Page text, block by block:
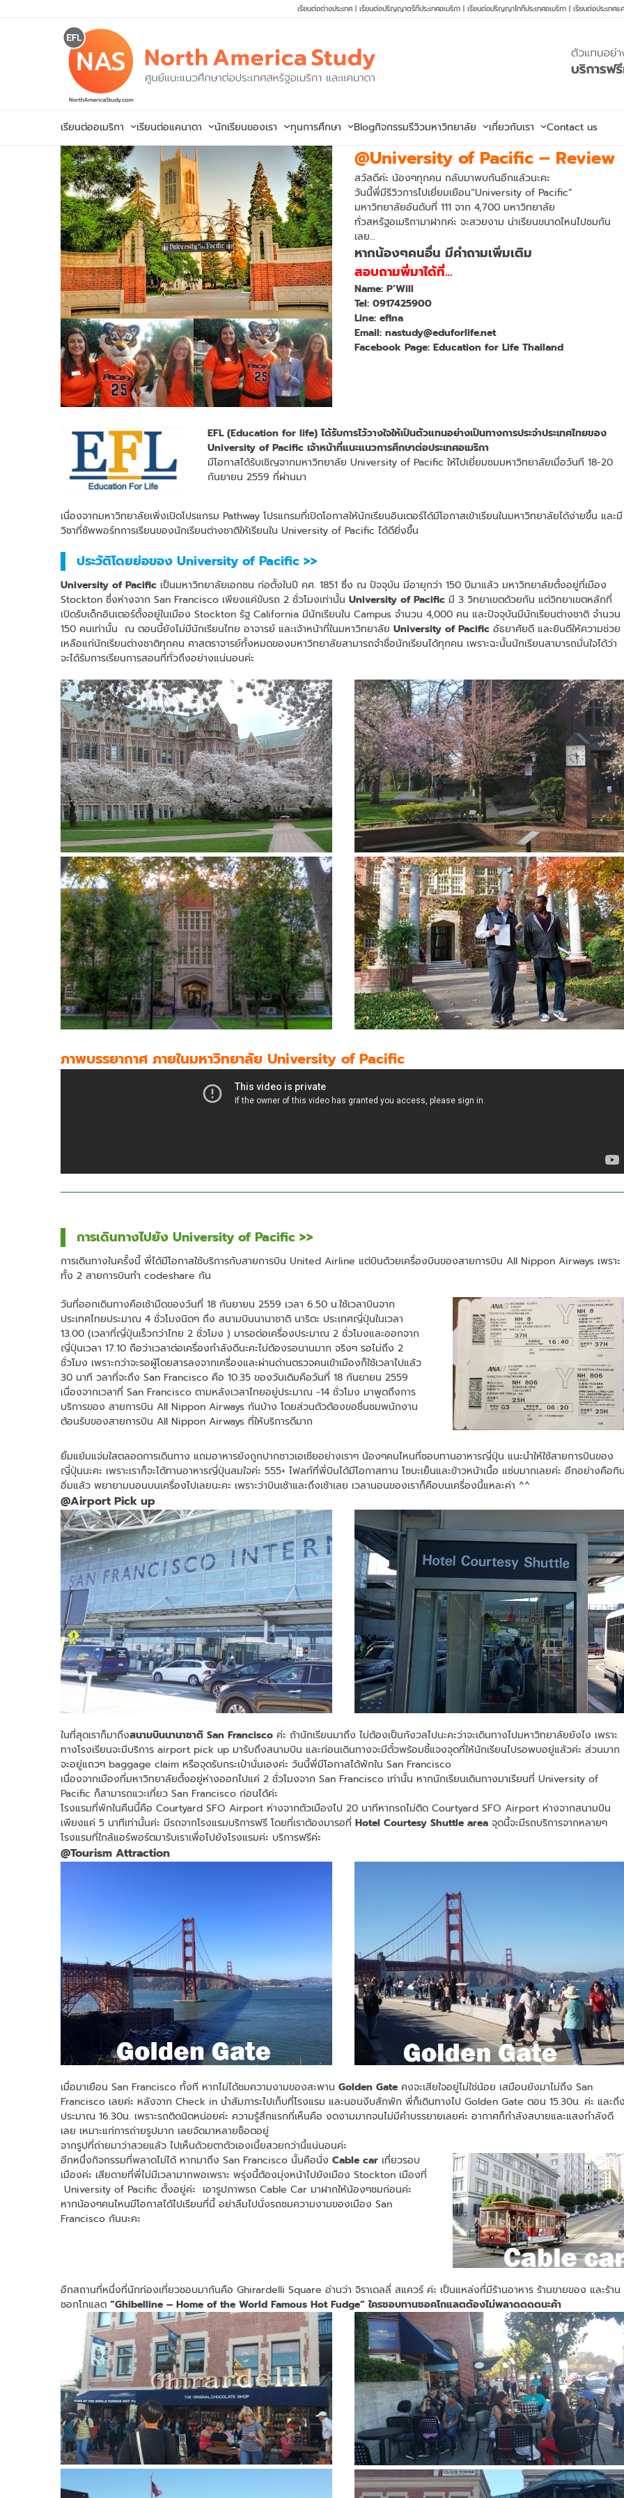
เรียนต่อต่างประเทศ| เรียนต่อปริญญาตรีที่ประเทศอเมริกา | เรียนต่อปริญญาโทที่ประเทศอเมริกา | เรียนต่อประเทศแ
เรียนต่ออเมริกา เรียนต่อแคนาดา นักเรียนของเรา ทุนการศึกษา Blogกิจกรรมรีวิวมหาวิทยาลัย เกี่ยวกับเรา Contact us
@University of Pacific – Review
สวัสดีค่ะ น้องๆทุกคน กลับมาพบกันอีกแล้วนะคะ
วันนี้พี่มีรีวิวการไปเยี่ยมเยือน”University of Pacific”
มหาวิทยาลัยอันดับที่ 111 จาก 4,700 มหาวิทยาลัย
ทั่วสหรัฐอเมริกามาฝากค่ะ จะสวยงาม น่าเรียนขนาดไหนไปชมกัน
เลย…
หากน้องๆคนอื่น มีคำถามเพิ่มเติม
สอบถามพี่มาได้ที่…
Name: P’Will
Tel: 0917425900
Line: eflna
Email: nastudy@eduforlife.net
Facebook Page: Education for Life Thailand
EFL (Education for life) ได้รับการไว้วางใจให้เป็นตัวแทนอย่างเป็นทางการประจำประเทศไทยของ
University of Pacific เจ้าหน้าที่แนะแนวการศึกษาต่อประเทศอเมริกา
มีโอกาสได้รับเชิญจากมหาวิทยาลัย University of Pacific ให้ไปเยี่ยมชมมหาวิทยาลัยเมื่อวันที 18-20
กันยายน 2559 ที่ผ่านมา
เนื่องจากมหาวิทยาลัยเพิ่งเปิดโปรแกรม Pathway โปรแกรมที่เปิดโอกาสให้นักเรียนอินเตอร์ได้มีโอกาสเข้าเรียนในมหาวิทยาลัยได้ง่ายขึ้น และมี
วิชาที่ซัพพอร์ทการเรียนของนักเรียนต่างชาติให้เรียนใน University of Pacific ได้ดียิ่งขึ้น
ประวัติโดยย่อของ University of Pacific >>
University of Pacific เป็นมหาวิทยาลัยเอกชน ก่อตั้งในปี คศ. 1851 ซึ่ง ณ ปัจจุบัน มีอายุกว่า 150 ปีมาแล้ว มหาวิทยาลัยตั้งอยู่ที่เมือง
Stockton ซึ่งห่างจาก San Francisco เพียงแค่ขับรถ 2 ชั่วโมงเท่านั้น University of Pacific มี 3 วิทยาเขตด้วยกัน แต่วิทยาเขตหลักที่
เปิดรับเด็กอินเตอร์ตั้งอยู่ในเมือง Stockton รัฐ California มีนักเรียนใน Campus จำนวน 4,000 คน และปัจจุบันมีนักเรียนต่างชาติ จำนวน
150 คนเท่านั้น ณ ตอนนี้ยังไม่มีนักเรียนไทย อาจารย์ และเจ้าหน้าที่ในมหาวิทยาลัย University of Pacific อัธยาศัยดี และยินดีให้ความช่วย
เหลือแก่นักเรียนต่างชาติทุกคน ศาสตราจารย์ทั้งหมดของมหาวิทยาลัยสามารถจำชื่อนักเรียนได้ทุกคน เพราะฉะนั้นนักเรียนสามารถมั่นใจได้ว่า
จะได้รับการเรียนการสอนที่ทั่วถึงอย่างแน่นอนค่ะ
ภาพบรรยากาศ ภายในมหาวิทยาลัย University of Pacific
การเดินทางไปยัง University of Pacific >>
การเดินทางในครั้งนี้ พี่ได้มีโอกาสใช้บริการกับสายการบิน United Airline แต่บินด้วยเครื่องบินของสายการบิน All Nippon Airways เพราะ
ทั้ง 2 สายการบินทำ codeshare กัน
วันที่ออกเดินทางคือเช้ามืดของวันที่ 18 กันยายน 2559 เวลา 6.50 น.ใช้เวลาบินจาก
ประเทศไทยประมาณ 4 ชั่วโมงนิดๆ ถึง สนามบินนานาชาติ นาริตะ ประเทศญี่ปุ่นในเวลา
13.00 (เวลาที่ญี่ปุ่นเร็วกว่าไทย 2 ชั่วโมง ) มารอต่อเครื่องประมาณ 2 ชั่วโมงและออกจาก
ญี่ปุ่นเวลา 17.10 ถือว่าเวลาต่อเครื่องกำลังดีนะคะไม่ต้องรอนานมาก จริงๆ รอไม่ถึง 2
ชั่วโมง เพราะกว่าจะรอผู้โดยสารลงจากเครื่องและผ่านด่านตรวจคนเข้าเมืองก็ใช้เวลาไปแล้ว
30 นาที วลาที่จะถึง San Francisco คือ 10.35 ของวันเดิมคือวันที่ 18 กันยายน 2559
เนื่องจากเวลาที่ San Francisco ตามหลังเวลาไทยอยู่ประมาณ -14 ชั่วโมง มาพูดถึงการ
บริการของ สายการบิน All Nippon Airways กันบ้าง โดยส่วนตัวต้องขอชื่นชมพนักงาน
ต้อนรับของสายการบิน All Nippon Airways ที่ให้บริการดีมาก
ยิ้มแย้มแจ่มใสตลอดการเดินทาง แถมอาหารยังถูกปากชาวเอเชียอย่างเราๆ น้องๆคนไหนที่ชอบทานอาหารญี่ปุ่น แนะนำให้ใช้สายการบินของ
ญี่ปุ่นนะคะ เพราะเราก็จะได้ทานอาหารญี่ปุ่นสมใจค่ะ 555+ ไฟลท์ที่พี่บินได้มีโอกาสทาน โซบะเย็นและข้าวหน้าเนื้อ แซ่บมากเลยค่ะ อีกอย่างคือกิ
อิ่มแล้ว พยายามนอนบนเครื่องไปเลยนะคะ เพราะว่าบินเช้าและถึงเช้าเลย เวลานอนของเราก็คือบนเครื่องนี้แหละค่า ^^
@Airport Pick up
ในที่สุดเราก็มาถึงสนามบินนานาชาติ San Francisco ค่ะ ถ้านักเรียนมาถึง ไม่ต้องเป็นกังวลไปนะคะว่าจะเดินทางไปมหาวิทยาลัยยังไง เพราะ
ทางโรงเรียนจะมีบริการ airport pick up มารับถึงสนามบิน และก่อนเดินทางจะมีตั๋วพร้อมชี้แจงจุดที่ให้นักเรียนไปรอพบอยู่แล้วค่ะ ส่วนมาก
จะอยู่แถวๆ baggage claim หรือจุดรับกระเป๋านั่นเองค่ะ วันนี้พี่มีโอกาสได้พักใน San Francisco
เนื่องจากเมืองที่มหาวิทยาลัยตั้งอยู่ห่างออกไปแค่ 2 ชั่วโมงจาก San Francisco เท่านั้น หากนักเรียนเดินทางมาเรียนที่ University of
Pacific ก็สามารถแวะเที่ยว San Francisco ก่อนได้ค่ะ
โรงแรมที่พักในคืนนี้คือ Courtyard SFO Airport ห่างจากตัวเมืองไป 20 นาทีหากรถไม่ติด Courtyard SFO Airport ห่างจากสนามบิน
เพียงแค่ 5 นาทีเท่านั้นค่ะ มีรถจากโรงแรมบริการฟรี โดยที่เราต้องมารอที่ Hotel Courtesy Shuttle area จุดนี้จะมีรถบริการจากหลายๆ
โรงแรมที่ใกล้แอร์พอร์ตมารับเราเพื่อไปยังโรงแรมค่ะ บริการฟรีค่ะ
@Tourism Attraction
เมื่อมาเยือน San Francisco ทั้งที หากไม่ได้ชมความงามของสะพาน Golden Gate คงจะเสียใจอยู่ไม่ใช่น้อย เสมือนยังมาไม่ถึง San
Francisco เลยค่ะ หลังจาก Check in นำสัมภาระไปเก็บที่โรงแรม และนอนงีบสักพัก พี่ก็เดินทางไป Golden Gate ตอน 15.30น. ค่ะ และถึ
ประมาณ 16.30น. เพราะรถติดนิดหน่อยค่ะ ความรู้สึกแรกที่เห็นคือ งดงามมากจนไม่มีคำบรรยายเลยค่ะ อากาศก็กำลังสบายและแสงกำลังดี
เลย เหมาะแก่การถ่ายรูปมาก เลยจัดมาหลายช็อตอยู่
จากรูปที่ถ่ายมาว่าสวยแล้ว ไปเห็นด้วยตาตัวเองเนี้ยสวยกว่านี้แน่นอนค่ะ
อีกหนึ่งกิจกรรมที่พลาดไม่ได้ หากมาถึง San Francisco นั้นคือนั่ง Cable car เที่ยวรอบ
เมืองค่ะ เสียดายที่พี่ไม่มีเวลามากพอเพราะ พรุ่งนี้ต้องมุ่งหน้าไปยังเมือง Stockton เมืองที่
University of Pacific ตั้งอยู่ค่ะ เอารูปภาพรถ Cable Car มาฝากให้น้องๆชมก่อนค่ะ
หากน้องๆคนไหนมีโอกาสได้ไปเรียนที่นี้ อย่าลืมไปนั่งรถชมความงามของเมือง San
Francisco กันนะคะ
อีกสถานที่หนึ่งที่นักท่องเที่ยวชอบมากันคือ Ghirardelli Square อ่านว่า จิราเดลลี่ สแควร์ ค่ะ เป็นแหล่งที่มีร้านอาหาร ร้านขายของ และร้าน
ชอกโกแลต “Ghibelline – Home of the World Famous Hot Fudge” ใครชอบทานชอคโกแลตต้องไม่พลาดดดดนะค้า